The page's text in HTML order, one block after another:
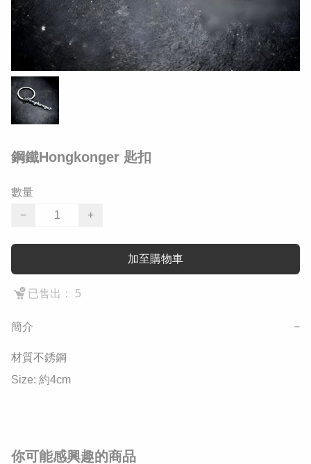
鋼鐵Hongkonger 匙扣
數量
−
+
加至購物車
已售出： 5
簡介 −
材質不銹鋼
Size: 約4cm
你可能感興趣的商品